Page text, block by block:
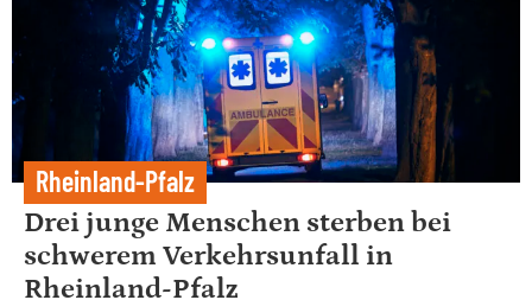
Rheinland-Pfalz
Drei junge Menschen sterben bei
schwerem Verkehrsunfall in
Rheinland-Pfalz